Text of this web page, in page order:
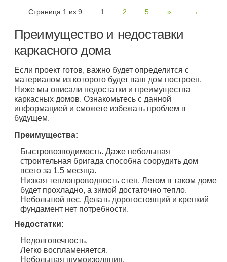
Страница 1 из 9 1 2 5 » →
Преимущество и недоставки
каркасного дома
Если проект готов, важно будет определится с
материалом из которого будет ваш дом построен.
Ниже мы описали недостатки и преимущества
каркасных домов. Ознакомьтесь с данной
информацией и сможете избежать проблем в
будущем.
Преимущества:
Быстровозводимость. Даже небольшая
строительная бригада способна соорудить дом
всего за 1,5 месяца.
Низкая теплопроводность стен. Летом в таком доме
будет прохладно, а зимой достаточно тепло.
Небольшой вес. Делать дорогостоящий и крепкий
фундамент нет потребности.
Недостатки:
Недолговечность.
Легко воспламеняется.
Небольшая шумоизоляция.